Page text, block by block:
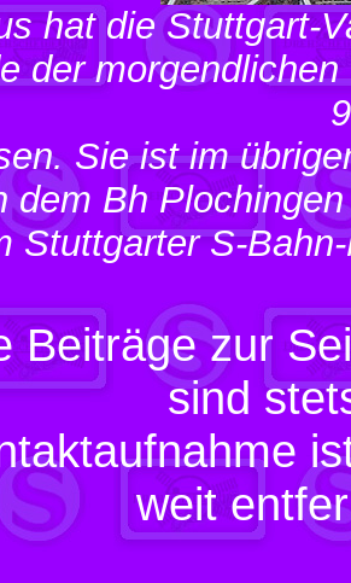
hat die Stuttgart-
der
Sie ist im
dem Bh
Stuttgarter S-
Beiträge zur
sind
weit